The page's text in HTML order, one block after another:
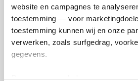
website en campagnes te
toestemming — voor
toestemming kunnen wij en onze
verwerken, zoals surfgedrag,
gegevens.